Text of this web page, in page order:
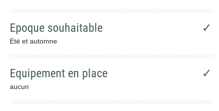
Epoque souhaitable ✓
Eté et automne
Equipement en place ✓
aucun